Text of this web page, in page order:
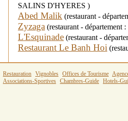
SALINS D'HYERES )
Abed Malik (restaurant -
Zyzaga (restaurant -
L'Esquinade (restaurant -
Restaurant Le Banh Hoi
Restauration Vignobles Offices de Tourisme
Associations-Sportives Chambres-Guide Hotels-